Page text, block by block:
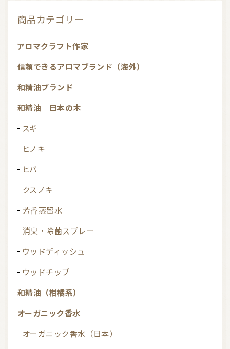
商品カテゴリー
アロマクラフト作家
信頼できるアロマブランド（海外）
和精油ブランド
和精油｜日本の木
スギ
ヒノキ
ヒバ
クスノキ
芳香蒸留水
消臭・除菌スプレー
ウッドディッシュ
ウッドチップ
和精油（柑橘系）
オーガニック香水
オーガニック香水（日本）